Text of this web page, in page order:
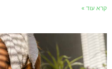
עוד »